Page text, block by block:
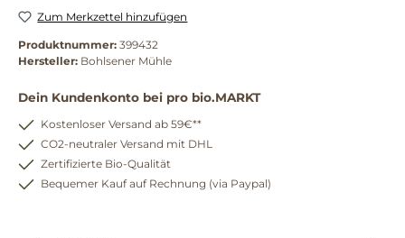
Zum Merkzettel hinzufügen
Produktnummer: 399432
Hersteller: Bohlsener Mühle
Dein Kundenkonto bei pro bio.MARKT
Kostenloser Versand ab 59€**
CO2-neutraler Versand mit DHL
Zertifizierte Bio-Qualität
Bequemer Kauf auf Rechnung (via Paypal)